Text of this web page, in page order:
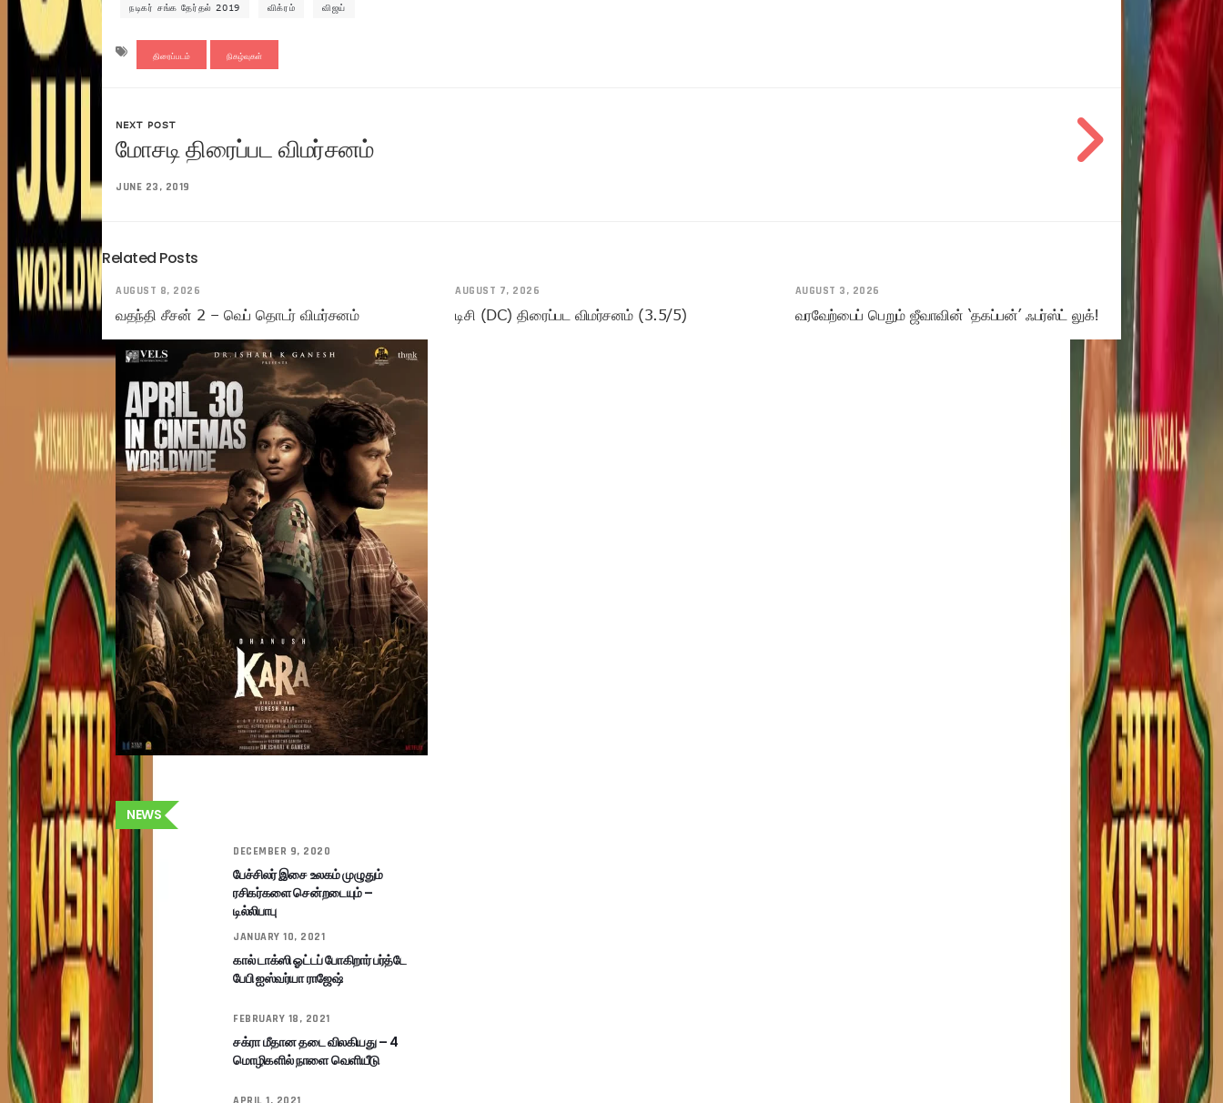
நடிகர் சங்க தேர்தல் 2019 விக்ரம் விஜய்
திரைப்படம் நிகழ்வுகள்
NEXT POST
மோசடி திரைப்பட விமர்சனம்
JUNE 23, 2019
Related Posts
AUGUST 8, 2026
வதந்தி சீசன் 2 – வெப் தொடர் விமர்சனம்
AUGUST 7, 2026
டிசி (DC) திரைப்பட விமர்சனம் (3.5/5)
AUGUST 3, 2026
வரவேற்பைப் பெறும் ஜீவாவின் ‘தகப்பன்’ ஃபர்ஸ்ட் லுக்!
NEWS
DECEMBER 9, 2020
பேச்சிலர் இசை உலகம் முழுதும்
ரசிகர்களை சென்றடையும் –
டில்லிபாபு
JANUARY 10, 2021
கால் டாக்ஸி ஓட்டப் போகிறார் பர்த்டே
பேபி ஐஸ்வர்யா ராஜேஷ்
FEBRUARY 18, 2021
சக்ரா மீதான தடை விலகியது – 4
மொழிகளில் நாளை வெளியீடு